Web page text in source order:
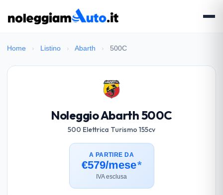
Home › Listino › Abarth › 500C
Noleggio Abarth 500C
500 Elettrica Turismo 155cv
A PARTIRE DA
€579/mese*
IVA esclusa